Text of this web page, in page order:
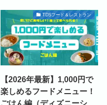
TDSフード＆レストラン
【2026年最新】1,000円で
楽しめるフードメニュー！
ごはん編（ディズニーシ